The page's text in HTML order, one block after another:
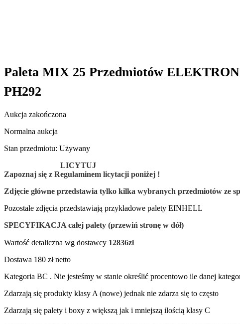
Paleta MIX 25 Przedmiotów
PH292
Aukcja zakończona
Normalna aukcja
Stan przedmiotu: Używany
LICYTUJ
Zapoznaj się z Regulaminem licytacji poniżej !
Zdjęcie główne przedstawia tylko kilka wybranych przedmiotów ze
Pozostałe zdjęcia przedstawiają przykładowe palety EINHELL
SPECYFIKACJA całej palety (przewiń stronę w dół)
Wartość detaliczna wg dostawcy 12836zł
Dostawa 180 zł netto
Kategoria BC . Nie jesteśmy w stanie określić procentowo ile danej
Zdarzają się produkty klasy A (nowe) jednak nie zdarza się to często
Zdarzają się palety i boxy z większą jak i mniejszą ilością klasy C